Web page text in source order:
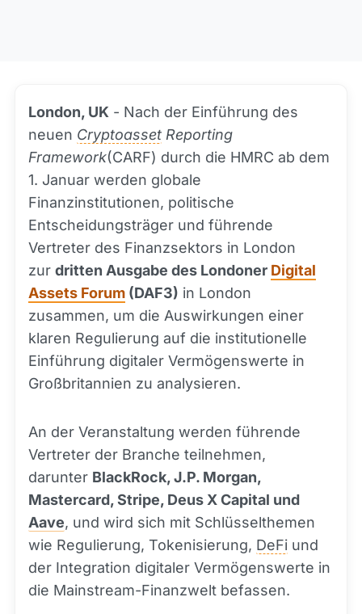
London, UK - Nach der Einführung des
neuen Cryptoasset Reporting
Framework(CARF) durch die HMRC ab dem
1. Januar werden globale
Finanzinstitutionen, politische
Entscheidungsträger und führende
Vertreter des Finanzsektors in London
zur dritten Ausgabe des Londoner Digital
Assets Forum (DAF3) in London
zusammen, um die Auswirkungen einer
klaren Regulierung auf die institutionelle
Einführung digitaler Vermögenswerte in
Großbritannien zu analysieren.
An der Veranstaltung werden führende
Vertreter der Branche teilnehmen,
darunter BlackRock, J.P. Morgan,
Mastercard, Stripe, Deus X Capital und
Aave, und wird sich mit Schlüsselthemen
wie Regulierung, Tokenisierung, DeFi und
der Integration digitaler Vermögenswerte in
die Mainstream-Finanzwelt befassen.